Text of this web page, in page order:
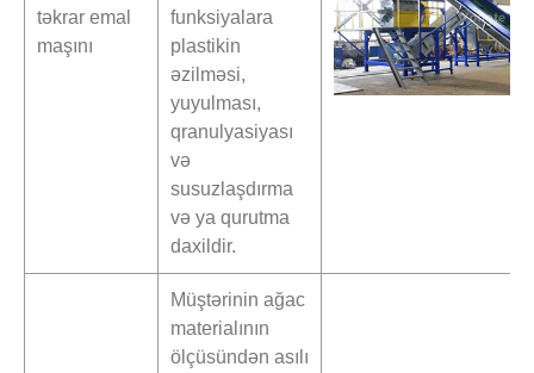
təkrar emal
maşını
funksiyalara
plastikin
əzilməsi,
yuyulması,
qranulyasiyası
və
susuzlaşdırma
və ya qurutma
daxildir.
Müştərinin ağac
materialının
ölçüsündən asılı